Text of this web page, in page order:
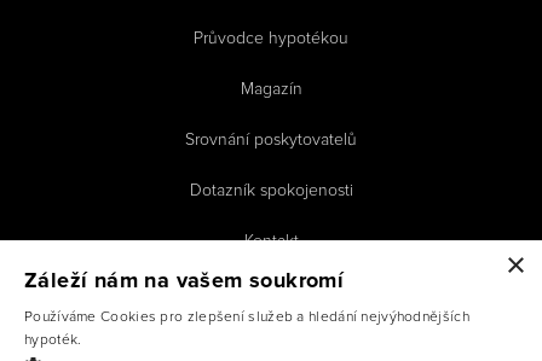
Průvodce hypotékou
Magazín
Srovnání poskytovatelů
Dotazník spokojenosti
Kontakt
Pro poradce
Přihlášení
×
Záleží nám na vašem soukromí
Používáme Cookies pro zlepšení služeb a hledání nejvýhodnějších
hypoték.